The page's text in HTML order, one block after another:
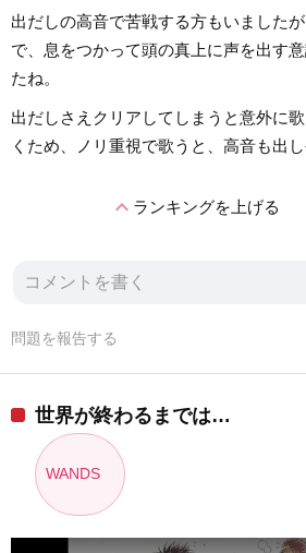
出だしの高音で苦戦する方もいました
で、息をつかって頭の真上に声を出す
たね。
出だしさえクリアしてしまうと意外に
くため、ノリ重視で歌うと、高音も出
expand_lessランキングを上げる
問題を報告する
世界が終わるまでは…
WANDS